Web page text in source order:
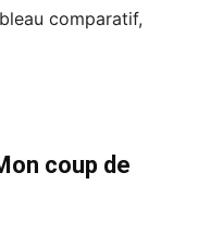
comparatif,
coup de